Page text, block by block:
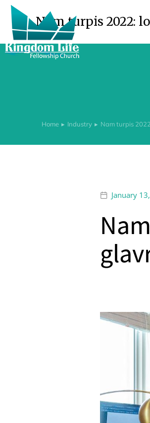
Nam turpis 2022:
You are here:
Home Industry Nam turpis
January